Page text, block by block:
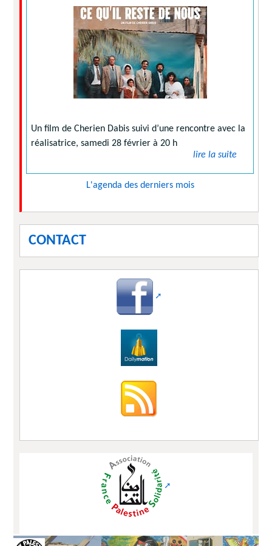
Un film de Cherien Dabis suivi d’une rencontre avec la
réalisatrice, samedi 28 février à 20 h
lire la suite
L'agenda des derniers mois
CONTACT